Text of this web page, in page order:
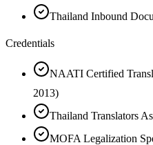
Thailand Inbound
Credentials
NAATI Certified
2013)
Thailand Translators
MOFA Legalization